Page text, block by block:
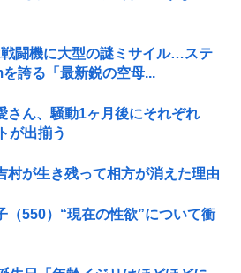
闘機に大型の謎ミサイル…ステ
誇る「最新鋭の空母...
さん、騒動1ヶ月後にそれぞれ
が出揃う
村が生き残って相方が消えた理由
（550）“現在の性欲”について衝